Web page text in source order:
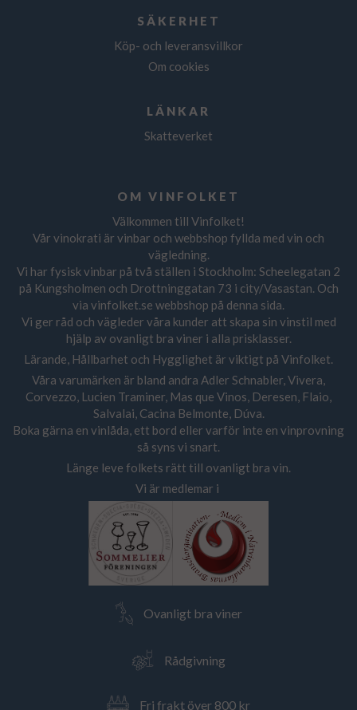
SÄKERHET
Köp- och leveransvillkor
Om cookies
LÄNKAR
Skatteverket
OM VINFOLKET
Välkommen till Vinfolket!
Vår vinokrati är vinbar och webbshop fyllda med vin och
vägledning.
Vi har fysisk vinbar på två ställen i Stockholm: Scheelegatan 2
på Kungsholmen och Drottninggatan 73 i city/Vasastan. Och
via vinfolket.se webbshop på denna sida.
Vi ger råd och vägleder våra kunder att skapa sin vinstil med
hjälp av ovanligt bra viner i alla prisklasser.
Lärande, Hållbarhet och Hygglighet är viktigt på Vinfolket.
Våra varumärken är bland andra Adler Schnabler, Vivera,
Corvezzo, Lucien Traminer, Mas que Vinos, Deresen, Flaio,
Salvalai, Cacina Belmonte, Dúva.
Boka gärna en vinlåda, ett bord eller varför inte en vinprovning
så syns vi snart.
Länge leve folkets rätt till ovanligt bra vin.
Vi är medlemar i
Ovanligt bra viner
Rådgivning
Fri frakt över 800 kr